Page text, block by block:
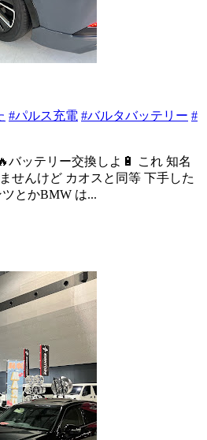
#パルス充電 #バルタバッテリー #
バッテリー交換しよ🔋 これ 知名
せんけど カオスと同等 下手した
とかBMW は...